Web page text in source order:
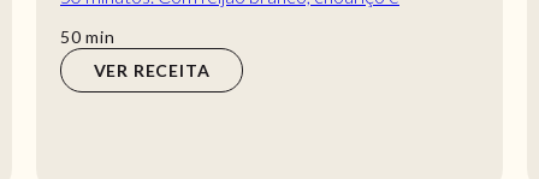
50min
min
VER RECEITA